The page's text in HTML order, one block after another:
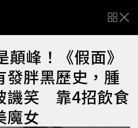
峰！《假面》
發胖黑歷史，腫
譏笑 靠4招飲食
魔女